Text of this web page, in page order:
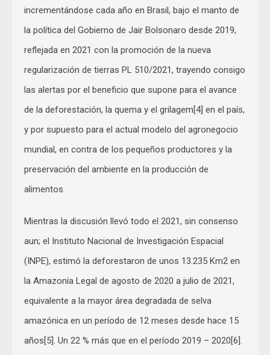
incrementándose cada año en Brasil, bajo el manto de
la política del Gobierno de Jair Bolsonaro desde 2019,
reflejada en 2021 con la promoción de la nueva
regularización de tierras PL 510/2021, trayendo consigo
las alertas por el beneficio que supone para el avance
de la deforestación, la quema y el grilagem[4] en el país,
y por supuesto para el actual modelo del agronegocio
mundial, en contra de los pequeños productores y la
preservación del ambiente en la producción de
alimentos.
Mientras la discusión llevó todo el 2021, sin consenso
aun; el Instituto Nacional de Investigación Espacial
(INPE), estimó la deforestaron de unos 13.235 Km2 en
la Amazonía Legal de agosto de 2020 a julio de 2021,
equivalente a la mayor área degradada de selva
amazónica en un período de 12 meses desde hace 15
años[5]. Un 22 % más que en el período 2019 – 2020[6].